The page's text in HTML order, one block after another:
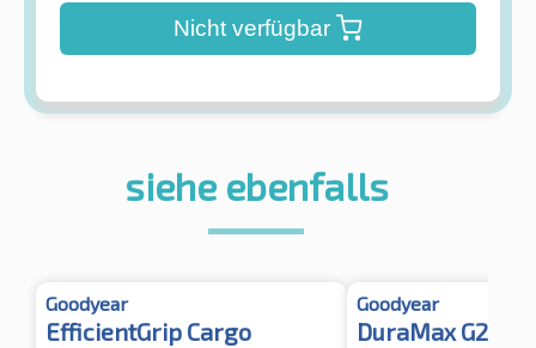
Nicht verfügbar
siehe ebenfalls
Goodyear
EfficientGrip Cargo
Goodyear
DuraMax G2